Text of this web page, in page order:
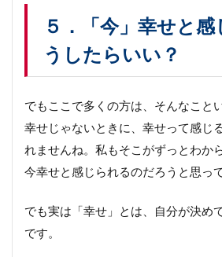
５．「今」幸せと
うしたらいい？
でもここで多くの方は、そんなこと
幸せじゃないときに、幸せって感じ
れませんね。私もそこがずっとわか
今幸せと感じられるのだろうと思っ
でも実は「幸せ」とは、自分が決め
です。